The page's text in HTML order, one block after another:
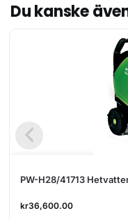
Du kanske
PW-H28/41713
kr36,600.00